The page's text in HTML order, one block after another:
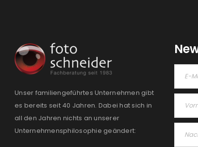
Unser familiengeführtes Unternehmen gibt
es bereits seit 40 Jahren. Dabei hat sich in
all den Jahren nichts an unserer
Unternehmensphilosophie geändert: